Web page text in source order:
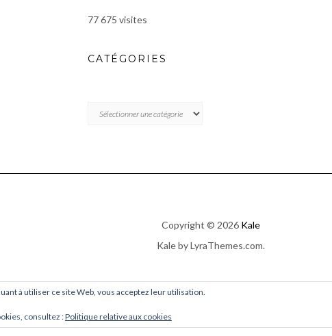
77 675 visites
CATÉGORIES
Copyright © 2026 Kale
Kaleby LyraThemes.com.
à utiliser ce site Web, vous acceptez leur utilisation.
consultez :Politique relative aux cookies